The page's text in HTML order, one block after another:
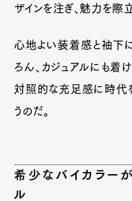
ザインを注ぎ、魅力を際
心地よい装着感と袖下
ろん、カジュアルにも着
対照的な充足感に時代
うのだ。
希少なバイカラー
ル